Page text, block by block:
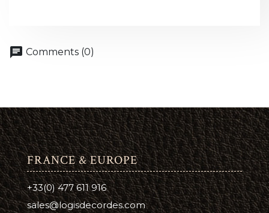
chat Comments (0)
FRANCE & EUROPE
+33(0) 477 611 916
sales@logisdecordes.com